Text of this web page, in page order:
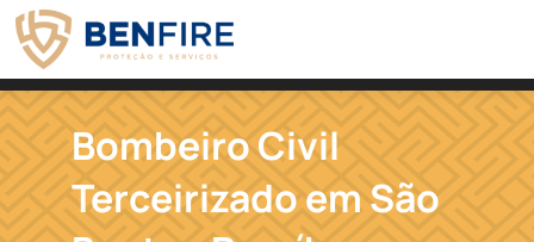
Bombeiro Civil
Terceirizado em São